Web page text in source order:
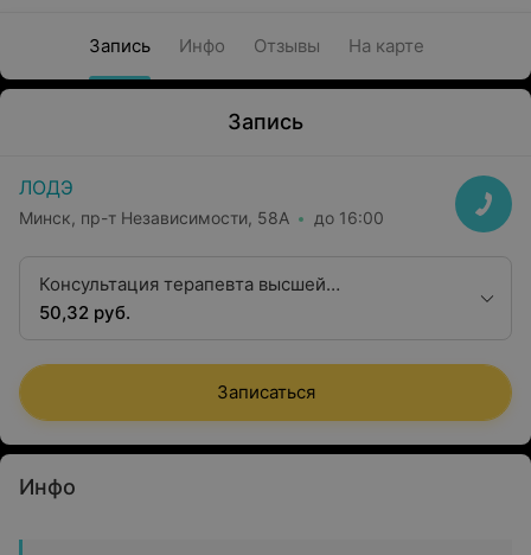
Запись Инфо Отзывы На карте
Запись
ЛОДЭ
Минск, пр-т Независимости, 58А до 16:00
Консультация терапевта высшей
квалификационной категории
50,32 руб.
Записаться
Инфо